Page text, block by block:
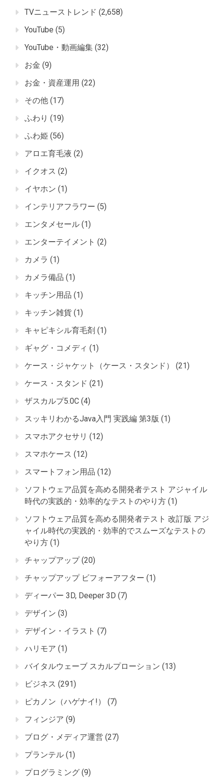
TVニューストレンド (2,658)
YouTube (5)
YouTube・動画編集 (32)
お金 (9)
お金・資産運用 (22)
その他 (17)
ふわり (19)
ふわ姫 (56)
アロエ育毛液 (2)
イクオス (2)
イヤホン (1)
インテリアフラワー (5)
エンタメセール (1)
エンターテイメント (2)
カメラ (1)
カメラ備品 (1)
キッチン用品 (1)
キッチン雑貨 (1)
キャピキシル育毛剤 (1)
ギャグ・コメディ (1)
ケース・ジャケット（ケース・スタンド）
(21)
ケース・スタンド (21)
ザスカルプ5.0C (4)
スッキリわかるJava入門 実践編 第3版 (1)
スマホアクセサリ (12)
スマホケース (12)
スマートフォン用品 (12)
ソフトウェア品質を高める開発者テスト アジャイル
時代の実践的・効率的なテストのやり方 (1)
ソフトウェア品質を高める開発者テスト 改訂版 アジ
ャイル時代の実践的・効率的でスムーズなテストの
やり方 (1)
チャップアップ(20)
チャップアップ ビフォーアフター (1)
ディーパー 3D, Deeper 3D (7)
デザイン (3)
デザイン・イラスト (7)
ハリモア (1)
バイタルウェーブ スカルプローション (13)
ビジネス (291)
ピカノン（ハゲナイ!）
(7)
フィンジア (9)
ブログ・メディア運営 (27)
プランテル (1)
プログラミング (9)